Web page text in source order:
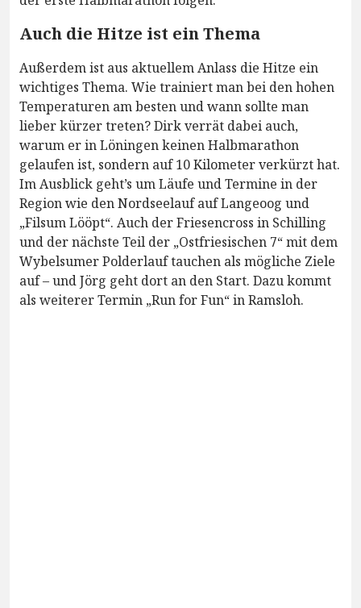
Auch die Hitze ist ein Thema
Außerdem ist aus aktuellem Anlass die Hitze ein
wichtiges Thema. Wie trainiert man bei den hohen
Temperaturen am besten und wann sollte man
lieber kürzer treten? Dirk verrät dabei auch,
warum er in Löningen keinen Halbmarathon
gelaufen ist, sondern auf 10 Kilometer verkürzt hat.
Im Ausblick geht’s um Läufe und Termine in der
Region wie den Nordseelauf auf Langeoog und
„Filsum Lööpt“. Auch der Friesencross in Schilling
und der nächste Teil der „Ostfriesischen 7“ mit dem
Wybelsumer Polderlauf tauchen als mögliche Ziele
auf – und Jörg geht dort an den Start. Dazu kommt
als weiterer Termin „Run for Fun“ in Ramsloh.